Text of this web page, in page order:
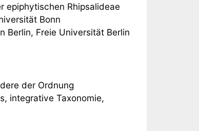
epiphytischen Rhipsalideae
Bonn
Berlin, Freie Universität Berlin
der Ordnung
integrative Taxonomie,